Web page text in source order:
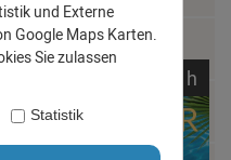
h
und Externe
Google Maps Karten.
Sie zulassen
Statistik